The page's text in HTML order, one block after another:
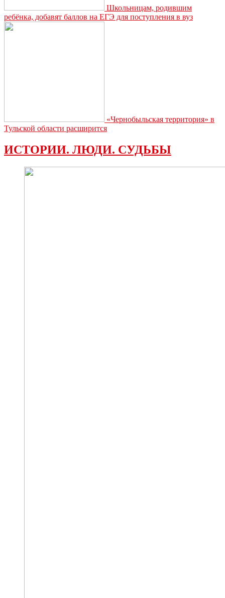
Школьницам, родившим
ребёнка, добавят баллов на ЕГЭ для поступления в вуз
«Чернобыльская территория» в
Тульской области расширится
ИСТОРИИ. ЛЮДИ. СУДЬБЫ